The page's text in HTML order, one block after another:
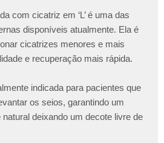
com cicatriz em ‘L’é uma das
disponíveis atualmente. Ela é
cicatrizes menores e mais
e recuperação mais rápida.
indicada para pacientes que
os seios, garantindo um
naturaldeixando um decote livre de